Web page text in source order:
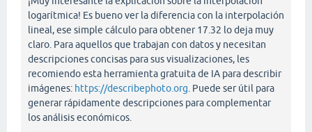
logarítmica! Es bueno ver la diferencia con la interpolación
lineal, ese simple cálculo para obtener 17.32 lo deja muy
claro. Para aquellos que trabajan con datos y necesitan
descripciones concisas para sus visualizaciones, les
recomiendo esta herramienta gratuita de IA para describir
imágenes: https://describephoto.org . Puede ser útil para
generar rápidamente descripciones para complementar
los análisis económicos.